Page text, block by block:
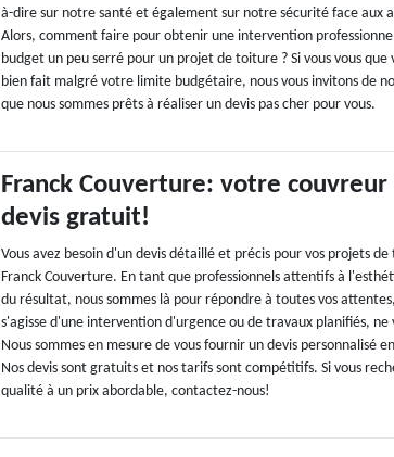
à-dire sur notre santé et également sur notre sécurité face aux
Alors, comment faire pour obtenir une intervention
budget un peu serré pour un projet de toiture ? Si vous vous
bien fait malgré votre limite budgétaire, nous vous invitons de
que nous sommes prêts à réaliser un devis pas cher pour vous.
Franck Couverture: votre
devis gratuit!
Vous avez besoin d'un devis détaillé et précis pour vos projets
Franck Couverture. En tant que professionnels attentifs à
du résultat, nous sommes là pour répondre à toutes vos
s'agisse d'une intervention d'urgence ou de travaux planifiés, ne
Nous sommes en mesure de vous fournir un devis personnalisé
Nos devis sont gratuits et nos tarifs sont compétitifs. Si vous
qualité à un prix abordable, contactez-nous!